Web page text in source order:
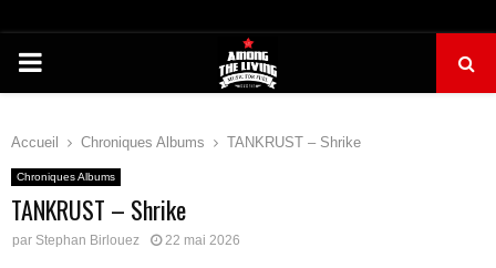
PRIMARY
Accueil Chroniques Albums TANKRUST – Shrike
Chroniques Albums
TANKRUST – Shrike
par Stephan Birlouez 22 mai 2026